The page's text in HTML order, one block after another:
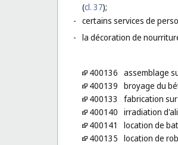
(cl. 37);
- certains services de
- la décoration de
400136 assemblage
400139 broyage du
400133
fabrication
400140 irradiation
400141
location de
400135 location de